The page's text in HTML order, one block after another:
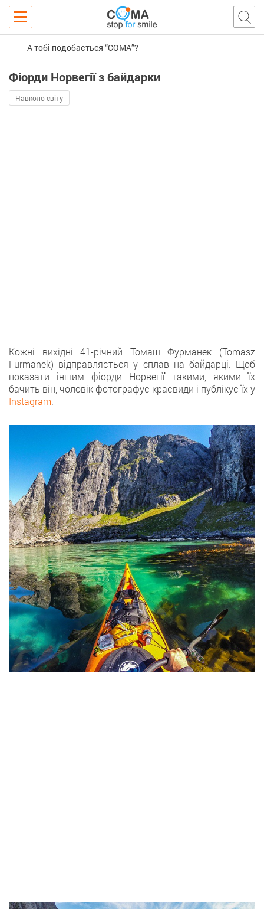
А тобі подобається “COMA”?
Фіорди Норвегії з байдарки
Навколо світу
Кожні вихідні 41-річний Томаш Фурманек (Tomasz
Furmanek) відправляється у сплав на байдарці. Щоб
показати іншим фіорди Норвегії такими, якими їх
бачить він, чоловік фотографує краєвиди і публікує їх у
Instagram.